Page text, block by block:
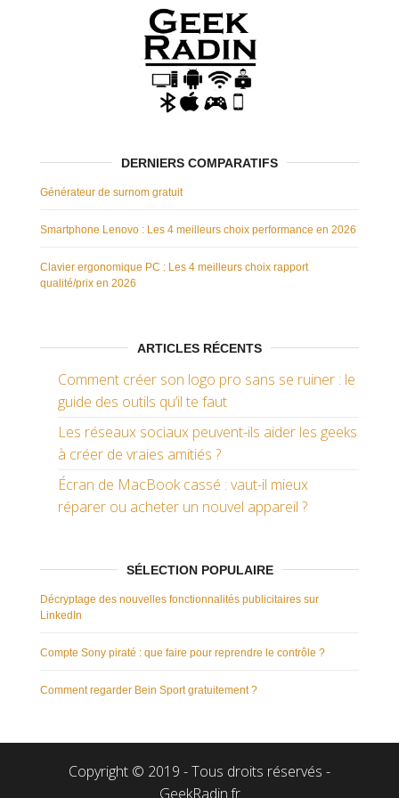
DERNIERS COMPARATIFS
Générateur de surnom gratuit
Smartphone Lenovo : Les 4 meilleurs choix performance en 2026
Clavier ergonomique PC : Les 4 meilleurs choix rapport
qualité/prix en 2026
ARTICLES RÉCENTS
Comment créer son logo pro sans se ruiner : le
guide des outils qu’il te faut
Les réseaux sociaux peuvent-ils aider les geeks
à créer de vraies amitiés ?
Écran de MacBook cassé : vaut-il mieux
réparer ou acheter un nouvel appareil ?
SÉLECTION POPULAIRE
Décryptage des nouvelles fonctionnalités publicitaires sur
LinkedIn
Compte Sony piraté : que faire pour reprendre le contrôle ?
Comment regarder Bein Sport gratuitement ?
Copyright © 2019 - Tous droits réservés -
GeekRadin.fr